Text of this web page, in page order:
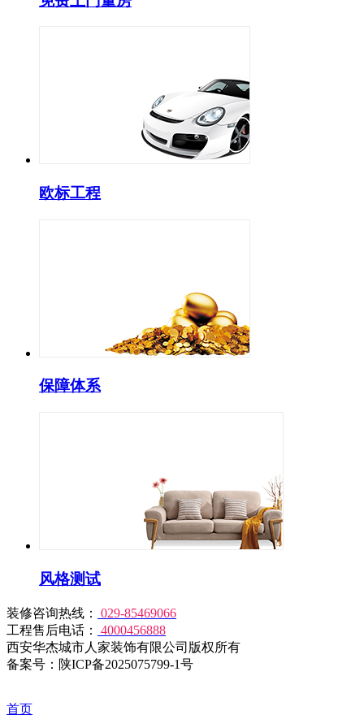
欧标工程
保障体系
风格测试
装修咨询热线：
029-85469066
工程售后电话：
4000456888
西安华杰城市人家装饰有限公司版权所有
备案号：陕ICP备2025075799-1号
首页